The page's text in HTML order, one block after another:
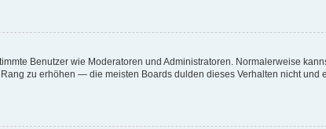
Benutzer wie Moderatoren und Administratoren. Normalerweise
zu erhöhen — die meisten Boards dulden dieses Verhalten nicht und